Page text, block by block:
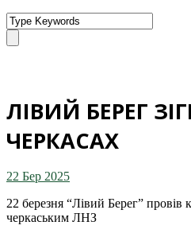
ЛІВИЙ БЕРЕГ
ЧЕРКАСАХ
22 Бер 2025
22 березня “Лівий Берег” провів
черкаським ЛНЗ